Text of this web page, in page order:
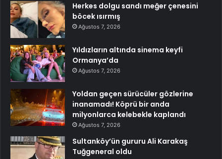
Herkes dolgu sandı meğer çenesini
böcek ısırmış
Ağustos 7, 2026
Yıldızların altında sinema keyfi
Ormanya’da
Ağustos 7, 2026
Yoldan geçen sürücüler gözlerine
inanamadı! Köprü bir anda
milyonlarca kelebekle kaplandı
Ağustos 7, 2026
Sultanköy’ün gururu Ali Karakaş
Tuğgeneral oldu